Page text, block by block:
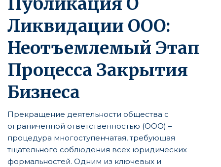
Ликвидации ООО:
Неотъемлемый Этап
Процесса Закрытия
Бизнеса
Прекращение деятельности общества с
ограниченной ответственностью (ООО) –
процедура многоступенчатая, требующая
тщательного соблюдения всех юридических
формальностей. Одним из ключевых и